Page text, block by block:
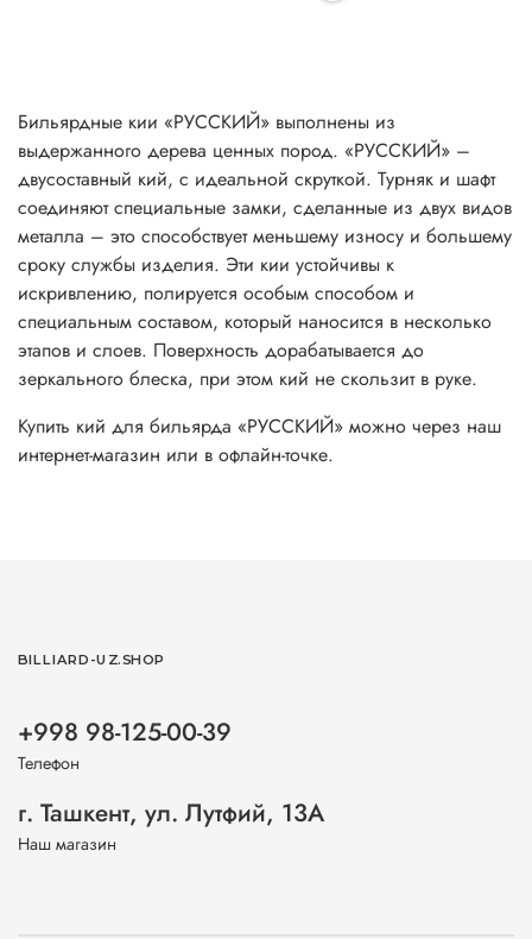
Бильярдные кии «РУССКИЙ» выполнены из
выдержанного дерева ценных пород. «РУССКИЙ» –
двусоставный кий, с идеальной скруткой. Турняк и шафт
соединяют специальные замки, сделанные из двух видов
металла – это способствует меньшему износу и большему
сроку службы изделия. Эти кии устойчивы к
искривлению, полируется особым способом и
специальным составом, который наносится в несколько
этапов и слоев. Поверхность дорабатывается до
зеркального блеска, при этом кий не скользит в руке.
Купить кий для бильярда «РУССКИЙ» можно через наш
интернет-магазин или в офлайн-точке.
BILLIARD-UZ.SHOP
+998 98-125-00-39
Телефон
г. Ташкент, ул. Лутфий, 13А
Наш магазин